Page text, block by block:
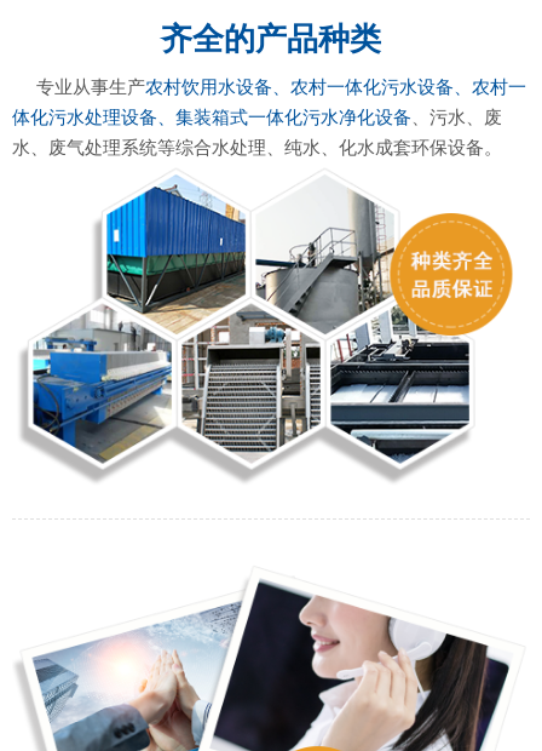
齐全的产品种类
专业从事生产农村饮用水设备、农村一体化污水设备、农村一
体化污水处理设备、集装箱式一体化污水净化设备、污水、废
水、废气处理系统等综合水处理、纯水、化水成套环保设备。